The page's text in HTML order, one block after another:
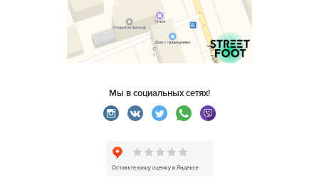
Мы в социальных сетях!